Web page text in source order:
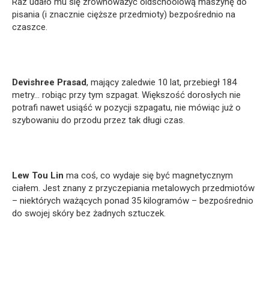
pisania (i znacznie cięższe przedmioty) bezpośrednio na
czaszce.
Devishree Prasad, mający zaledwie 10 lat, przebiegł 184
metry… robiąc przy tym szpagat. Większość dorosłych nie
potrafi nawet usiąść w pozycji szpagatu, nie mówiąc już o
szybowaniu do przodu przez tak długi czas.
Lew Tou Lin ma coś, co wydaje się być magnetycznym
ciałem. Jest znany z przyczepiania metalowych przedmiotów
– niektórych ważących ponad 35 kilogramów – bezpośrednio
do swojej skóry bez żadnych sztuczek.